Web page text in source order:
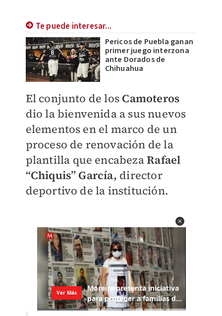
Te puede interesar...
Pericos de Puebla ganan
primer juego interzona
ante Dorados de
Chihuahua
El conjunto de los Camoteros
dio la bienvenida a sus nuevos
elementos en el marco de un
proceso de renovación de la
plantilla que encabezaRafael
“Chiquis” García, director
deportivo de la institución.